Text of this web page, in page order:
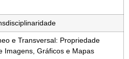
e Transversal: Propriedade
Imagens, Gráficos e Mapas